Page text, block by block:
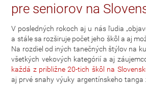
pre seniorov na
V posledných rokoch aj u nás ľudia
a stále sa rozširuje počet jeho škôl a aj
Na rozdiel od iných tanečných štýlov na
všetkých vekových kategórií a aj
každá z približne 20-tich škôl na
aj prvé snahy výuky argentínskeho tanga